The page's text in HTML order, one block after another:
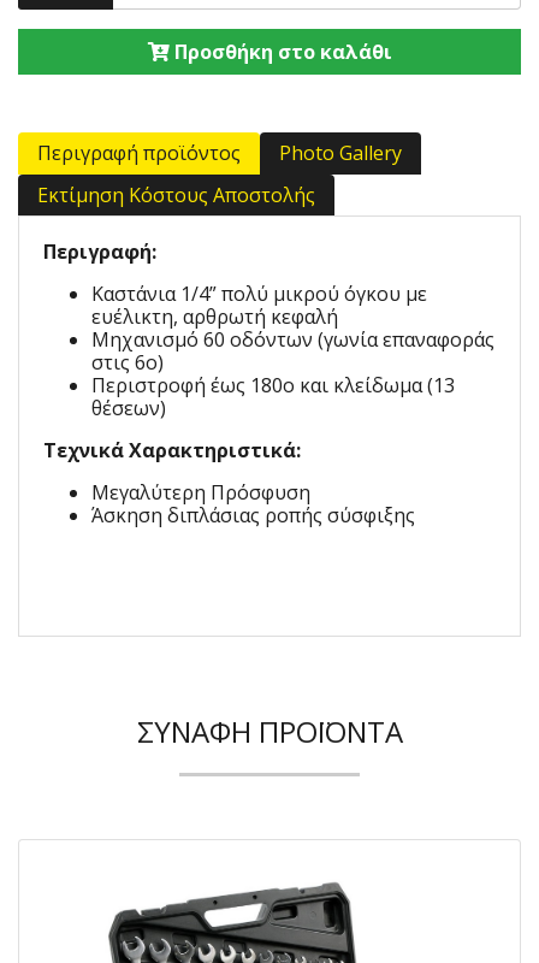
Προσθήκη στο καλάθι
Περιγραφή προϊόντος
Photo Gallery
Εκτίμηση Κόστους Αποστολής
Περιγραφή:
Καστάνια 1/4” πολύ μικρού όγκου με
ευέλικτη, αρθρωτή κεφαλή
Mηχανισμό 60 οδόντων (γωνία επαναφοράς
στις 6o)
Περιστροφή έως 180ο και κλείδωμα (13
θέσεων)
Τεχνικά Χαρακτηριστικά:
Μεγαλύτερη Πρόσφυση
Άσκηση διπλάσιας ροπής σύσφιξης
ΣΥΝΑΦΉ ΠΡΟΪΌΝΤΑ